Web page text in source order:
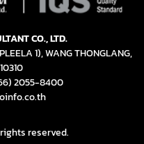
CO., LTD.
1), WANG THONGLANG,
2055-8400
reserved.